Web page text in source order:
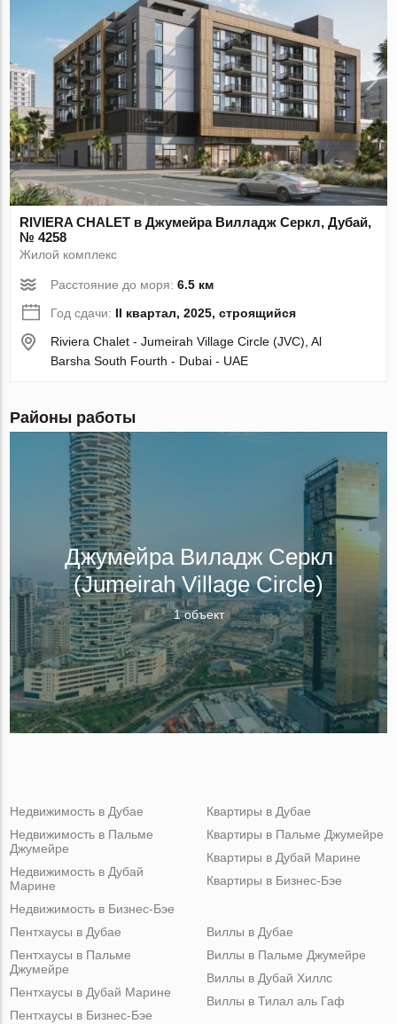
RIVIERA CHALET в Джумейра Вилладж Серкл, Дубай,
№ 4258
Жилой комплекс
Расстояние до моря:6.5 км
Год сдачи: II квартал, 2025, строящийся
Riviera Chalet - Jumeirah Village Circle (JVC), Al
Barsha South Fourth - Dubai - UAE
Районы работы
Джумейра Виладж Серкл
(Jumeirah Village Circle)
1 объект
Недвижимость в Дубае
Недвижимость в Пальме
Джумейре
Недвижимость в Дубай
Марине
Недвижимость в Бизнес-Бэе
Квартиры в Дубае
Квартиры в Пальме Джумейре
Квартиры в Дубай Марине
Квартиры в Бизнес-Бэе
Пентхаусы в Дубае
Пентхаусы в Пальме
Джумейре
Пентхаусы в Дубай Марине
Пентхаусы в Бизнес-Бэе
Виллы в Дубае
Виллы в Пальме Джумейре
Виллы в Дубай Хиллс
Виллы в Тилал аль Гаф